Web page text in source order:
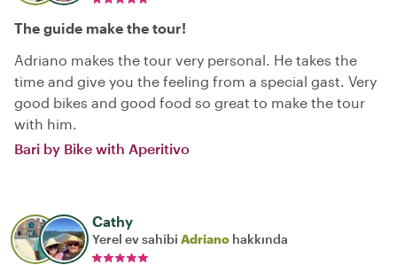
The guide make the tour!
Adriano makes the tour very personal. He takes the
time and give you the feeling from a special gast. Very
good bikes and good food so great to make the tour
with him.
Bari by Bike with Aperitivo
Cathy
Yerel ev sahibi Adriano hakkında